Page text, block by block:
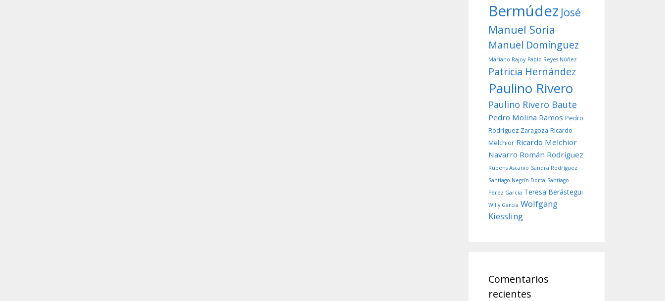
Bermúdez José
Manuel Soria
Manuel Domínguez
Mariano Rajoy Pablo Reyes Núñez
Patricia Hernández
Paulino Rivero
Paulino Rivero Baute
Pedro Molina Ramos Pedro
Rodríguez Zaragoza Ricardo
Melchior Ricardo Melchior
Navarro Román Rodríguez
Rubens Ascanio Sandra Rodríguez
Santiago Negrín Dorta Santiago
Pérez García Teresa Berástegui
Willy García Wolfgang
Kiessling
Comentarios
recientes